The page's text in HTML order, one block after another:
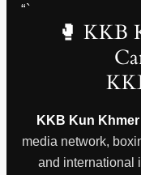
“`
🥊 KKB
KKB Kun
media network,
and international